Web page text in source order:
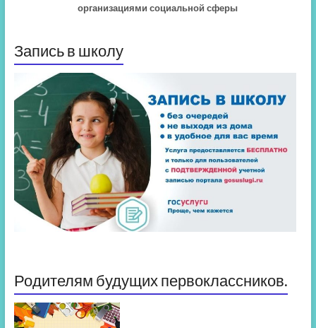
организациями социальной сферы
Запись в школу
Родителям будущих первоклассников.